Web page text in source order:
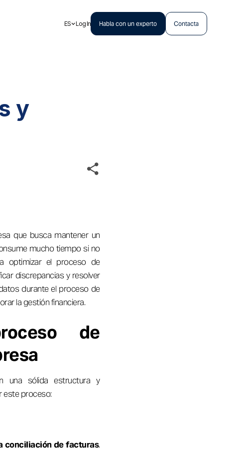
ES Log In Habla con un experto Contacta
y
que busca mantener un
mucho tiempo si no
optimizar el proceso de
discrepancias y resolver
durante el proceso de
la gestión financiera.
de
una sólida estructura y
este proceso:
conciliación de facturas.